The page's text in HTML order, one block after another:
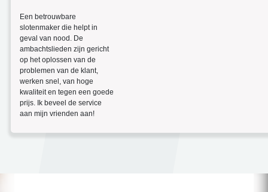
Een betrouwbare
slotenmaker die helpt in
geval van nood. De
ambachtslieden zijn gericht
op het oplossen van de
problemen van de klant,
werken snel, van hoge
kwaliteit en tegen een goede
prijs. Ik beveel de service
aan mijn vrienden aan!